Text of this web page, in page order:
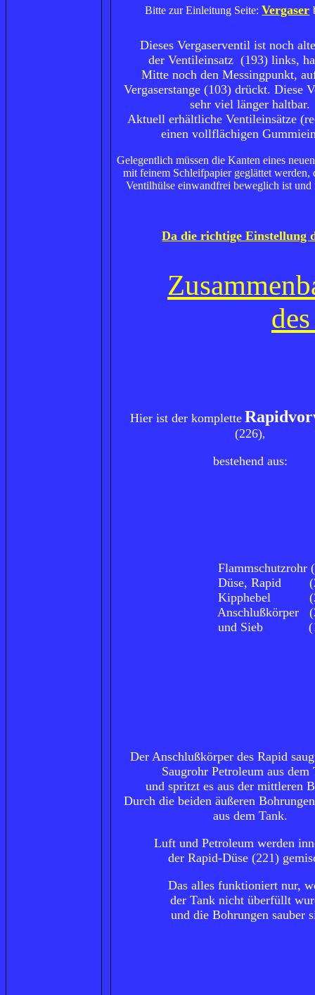
Bitte zur Einleitung Seite:Vergaser
Dieses Vergaserventil ist noch
der Ventileinsatz (193) links,
Mitte noch den Messingpunkt,
Vergaserstange (103) drückt. Diese
sehr viel länger haltbar.
Aktuell erhältliche Ventileinsätze
einen vollflächigen
Gelegentlich müssen die Kanten eines
mit feinem Schleifpapier geglättet werden,
Ventilhülse einwandfrei beweglich ist
Da die richtige Einstellung
des
Hier ist der komplette
(226),
bestehend aus:
Flammschutzrohr
Düse, Rapid
Kipphebel
Anschlußkörper
und Sieb
Der Anschlußkörper des Rapid
Saugrohr Petroleum aus dem
und spritzt es aus der mittleren
Durch die beiden äußeren
aus dem Tank.
Luft und Petroleum werden
der Rapid-Düse (221)
Das alles funktioniert nur,
der Tank nicht überfüllt
und die Bohrungen sauber